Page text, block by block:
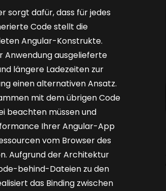
sorgt dafür, dass für jedes
Code stellt die
Angular-Konstrukte.
ausge­lieferte
längere Ladezeiten zur
einen alternativen Ansatz.
mit dem übrigen Code
beachten müssen und
Ihrer Angular-App
vom Browser des
Aufgrund der Architektur
behind-Dateien zu den
das Binding zwischen